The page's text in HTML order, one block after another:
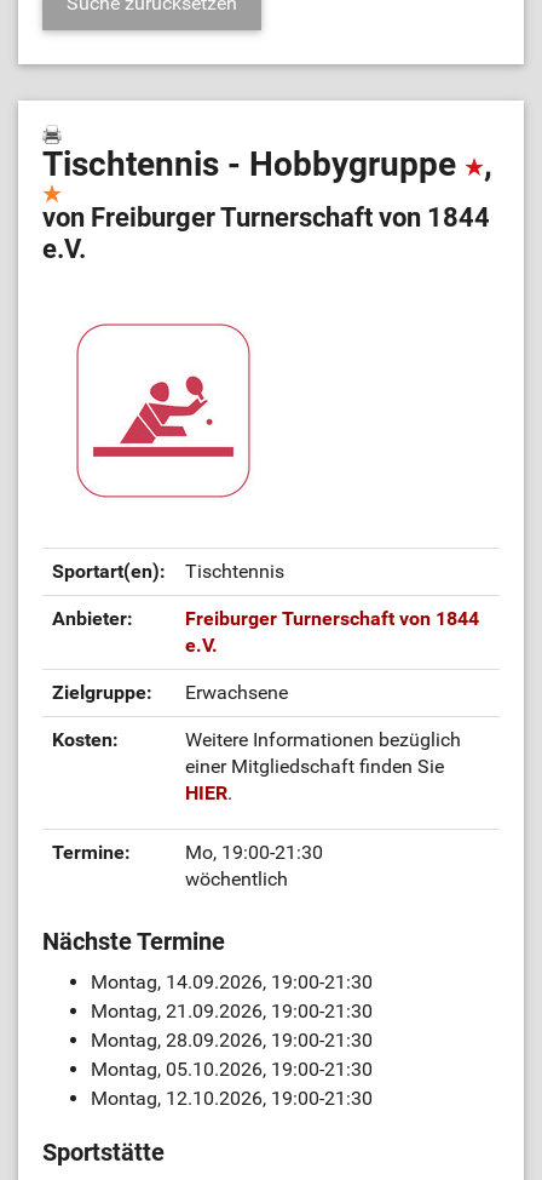
Tischtennis - Hobbygruppe ,
von Freiburger Turnerschaft von 1844
e.V.
Sportart(en): Tischtennis
Anbieter:
Freiburger Turnerschaft von 1844
e.V.
Zielgruppe: Erwachsene
Kosten:
Weitere Informationen bezüglich
einer Mitgliedschaft finden Sie
HIER.
Termine:
Mo, 19:00-21:30
wöchentlich
Nächste Termine
Montag, 14.09.2026, 19:00-21:30
Montag, 21.09.2026, 19:00-21:30
Montag, 28.09.2026, 19:00-21:30
Montag, 05.10.2026, 19:00-21:30
Montag, 12.10.2026, 19:00-21:30
Sportstätte